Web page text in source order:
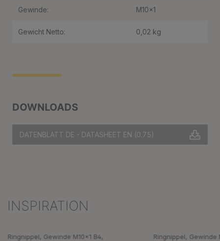
DOWNLOADS
DATENBLATT DE - DATASHEET EN (0.75)
Gewinde: M10x1
Gewicht Netto: 0,02 kg
Produktgalerie überspringen
INSPIRATION
Ringnippel, Gewinde M10x1 B4,
Ringnippel, Gewinde